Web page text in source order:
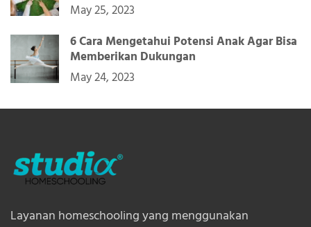
May 25, 2023
6 Cara Mengetahui Potensi Anak Agar Bisa
Memberikan Dukungan
May 24, 2023
Layanan homeschooling yang menggunakan